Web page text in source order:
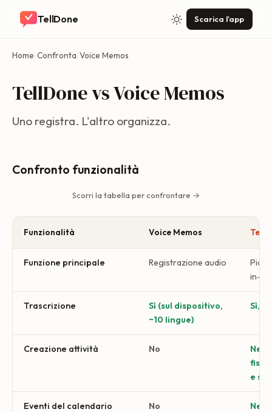
TellDone Scarica l'app
Home/Confronta/Voice Memos
TellDone vs Voice Memos
Uno registra. L'altro organizza.
Confronto funzionalità
Scorri la tabella per confrontare →
Funzionalità Voice Memos
Funzione principale Registrazione audio
in-
Trascrizione
Sì (sul dispositivo,
~10 lingue)
Sì,
Creazione attività No
e
Eventi del calendario No